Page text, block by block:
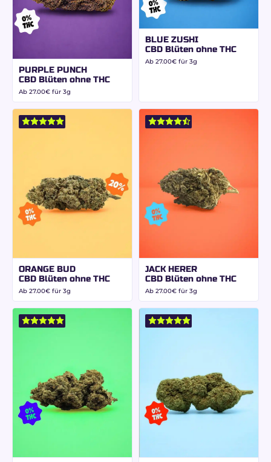
PURPLE PUNCH
CBD Blüten ohne THC
Ab 27.00€ für 3g
BLUE ZUSHI
CBD Blüten ohne THC
Ab 27.00€ für 3g
ORANGE BUD
CBD Blüten ohne THC
Ab 27.00€ für 3g
JACK HERER
CBD Blüten ohne THC
Ab 27.00€ für 3g